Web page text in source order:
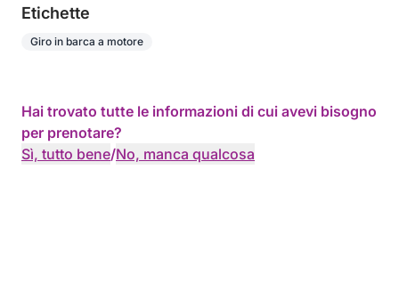
Etichette
Giro in barca a motore
Hai trovato tutte le informazioni di cui avevi bisogno
per prenotare?
Sì, tutto bene/No, manca qualcosa